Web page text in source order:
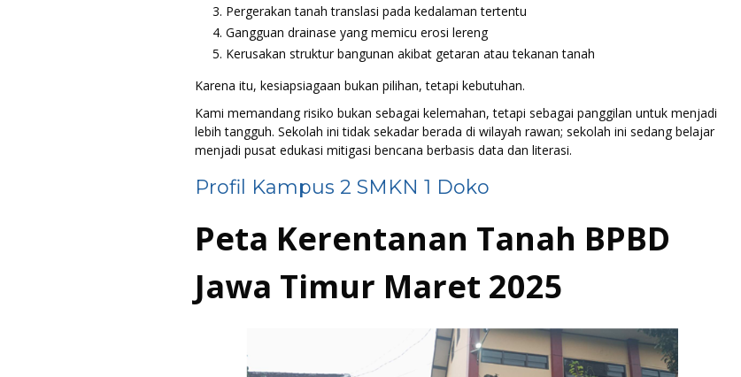
Pergerakan tanah translasi pada kedalaman tertentu
Gangguan drainase yang memicu erosi lereng
Kerusakan struktur bangunan akibat getaran atau tekanan tanah
Karena itu, kesiapsiagaan bukan pilihan, tetapi kebutuhan.
Kami memandang risiko bukan sebagai kelemahan, tetapi sebagai panggilan untuk menjadi
lebih tangguh. Sekolah ini tidak sekadar berada di wilayah rawan; sekolah ini sedang belajar
menjadi pusat edukasi mitigasi bencana berbasis data dan literasi.
Profil Kampus 2 SMKN 1 Doko
Peta Kerentanan Tanah BPBD
Jawa Timur Maret 2025